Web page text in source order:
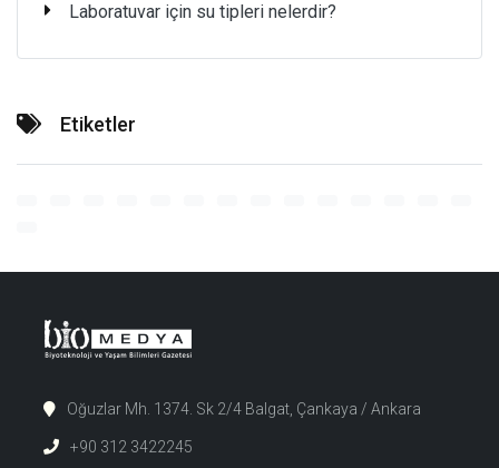
Laboratuvar için su tipleri nelerdir?
Etiketler
Oğuzlar Mh. 1374. Sk 2/4 Balgat, Çankaya / Ankara
+90 312 3422245